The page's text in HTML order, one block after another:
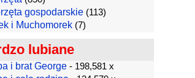
gospodarskie(113)
i Muchomorek(7)
lubiane
i brat George- 198,581 x